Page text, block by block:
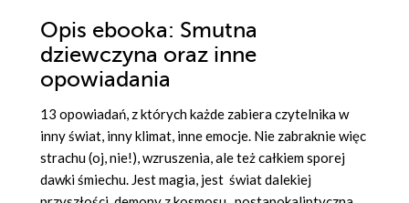
Opis ebooka: Smutna
dziewczyna oraz inne
opowiadania
13 opowiadań, z których każde zabiera czytelnika w
inny świat, inny klimat, inne emocje. Nie zabraknie więc
strachu (oj, nie!), wzruszenia, ale też całkiem sporej
dawki śmiechu. Jest magia, jest świat dalekiej